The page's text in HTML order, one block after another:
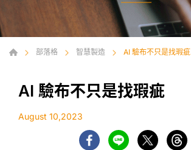
部落格 智慧製造 AI 驗布不只是找瑕疵
AI 驗布不只是找瑕疵
August 10,2023